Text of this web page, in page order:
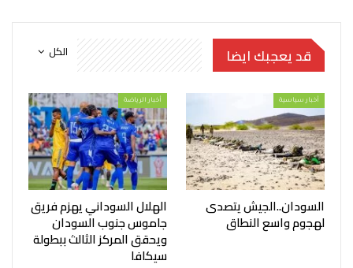
الكل قد يعجبك ايضا
أخبار سياسية
السودان..الجيش يتصدى
لهجوم واسع النطاق
أخبار الرياضة
الهلال السوداني يهزم فريق
جاموس جنوب السودان
ويحقق المركز الثالث ببطولة
سيكافا